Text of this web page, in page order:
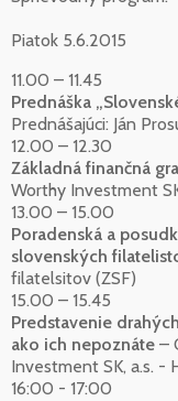
Piatok 5.6.2015
11.00 – 11.45
Prednáška
Prednášajúci: Ján
12.00 – 12.30
Základná finančná
Worthy Investment
13.00 – 15.00
Poradenská a
slovenských
filatelsitov (ZSF)
15.00 – 15.45
Predstavenie
ako ich nepoznáte –
Investment SK, a.s. -
16:00 - 17:00